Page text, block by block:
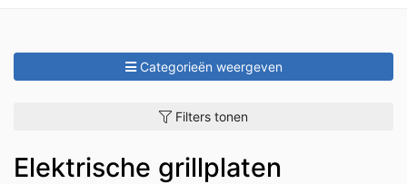
Categorieën weergeven
Filters tonen
Elektrische grillplaten